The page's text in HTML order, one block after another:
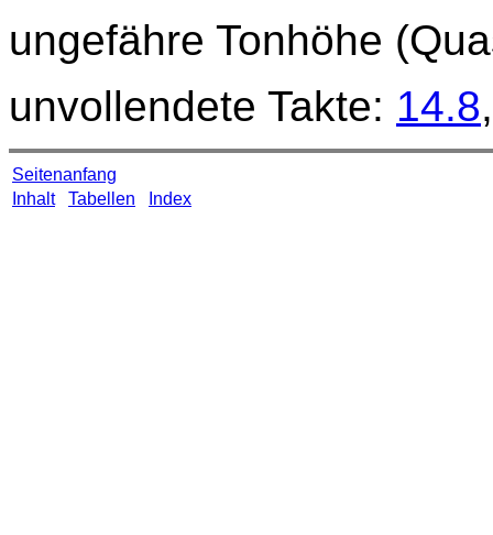
ungefähre Tonhöhe
unvollendete Takte: 14.8
Seitenanfang
Inhalt
Tabellen Index